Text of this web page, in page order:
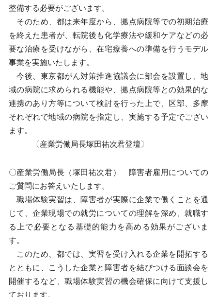
整備する必要がございます。
そのため、都は来年度から、拠点病院等での初期治療
を終えた患者が、転院後も化学療法や緩和ケアなどの必
要な治療を受けながら、在宅療養への準備を行うモデル
事業を実施いたします。
今後、東京都がん対策推進協議会に部会を設置し、地
域の病院に求められる機能や、拠点病院等との効果的な
連携のあり方等について検討を行った上で、区部、多摩
それぞれで地域の病院を指定し、実施する予定でござい
ます。
〔産業労働局長塚田祐次君登壇〕
〇産業労働局長（塚田祐次君） 障害者雇用についての
ご質問にお答えいたします。
職場体験実習は、障害者が実際に企業で働くことを通
じて、企業現場での就労についての理解を深め、就職す
る上で必要となる基礎的能力を高める効果がございま
す。
このため、都では、実習を受け入れる企業を開拓する
とともに、こうした企業と障害者を結びつける面談会を
開催するなど、職場体験実習の機会確保に向けて支援し
ております。